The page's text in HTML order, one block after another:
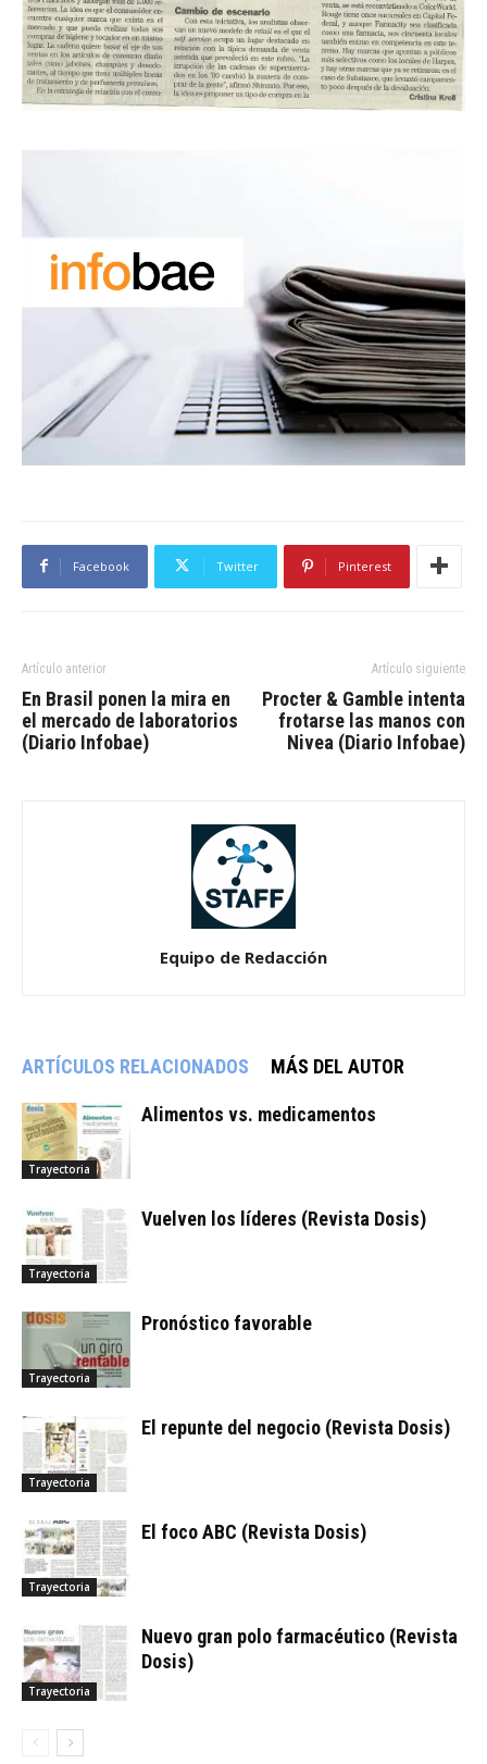
Facebook Twitter Pinterest
Artículo anterior
En Brasil ponen la mira en
el mercado de laboratorios
(Diario Infobae)
Artículo siguiente
Procter & Gamble intenta
frotarse las manos con
Nivea (Diario Infobae)
Equipo de Redacción
ARTÍCULOS RELACIONADOS MÁS DEL AUTOR
Trayectoria
Alimentos vs. medicamentos
Trayectoria
Vuelven los líderes (Revista Dosis)
Trayectoria
Pronóstico favorable
Trayectoria
El repunte del negocio (Revista Dosis)
Trayectoria
El foco ABC (Revista Dosis)
Trayectoria
Nuevo gran polo farmacéutico (Revista
Dosis)